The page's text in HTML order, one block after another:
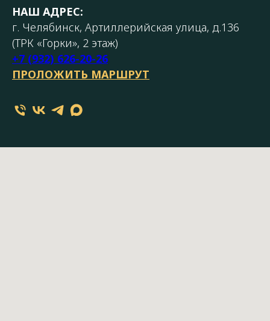
НАШ АДРЕС:
г. Челябинск, Артиллерийская улица, д.136
(ТРК «Горки», 2 этаж)
+7 (932) 626-20-26
ПРОЛОЖИТЬ МАРШРУТ